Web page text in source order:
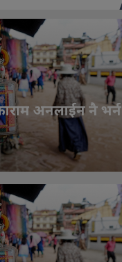
अनलाईन नै भर्न